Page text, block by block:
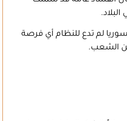
لم تدع للنظام أي فرصة
الشعب.